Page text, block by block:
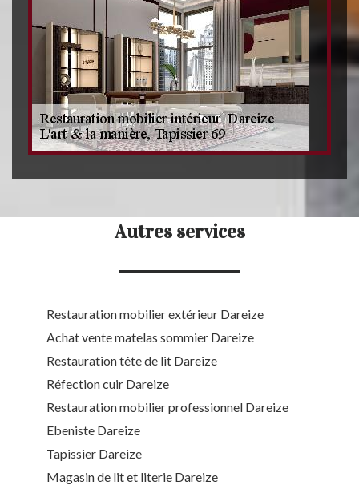
Autres services
Restauration mobilier extérieur Dareize
Achat vente matelas sommier Dareize
Restauration tête de lit Dareize
Réfection cuir Dareize
Restauration mobilier professionnel Dareize
Ebeniste Dareize
Tapissier Dareize
Magasin de lit et literie Dareize